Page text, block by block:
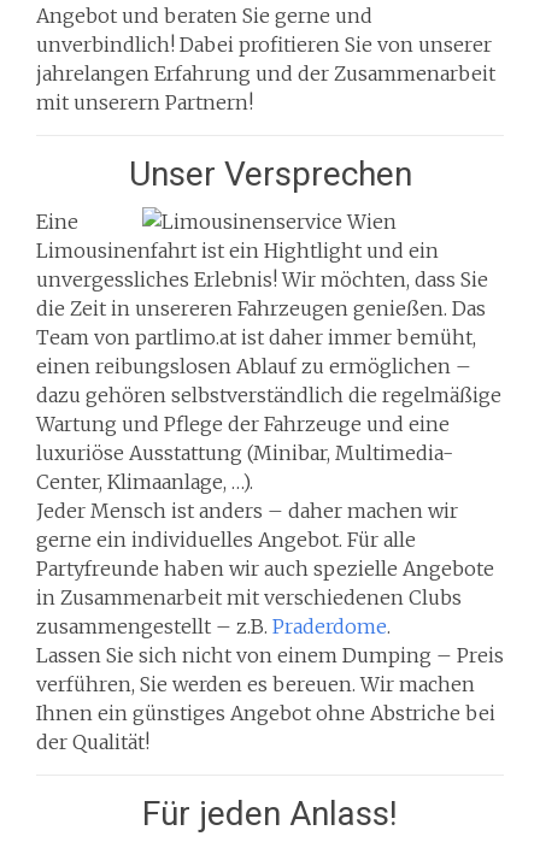
Angebot und beraten Sie gerne und
unverbindlich! Dabei profitieren Sie von unserer
jahrelangen Erfahrung und der Zusammenarbeit
mit unserern Partnern!
Unser Versprechen
Eine
Limousinenfahrt ist ein Hightlight und ein
unvergessliches Erlebnis! Wir möchten, dass Sie
die Zeit in unsereren Fahrzeugen genießen. Das
Team von partlimo.at ist daher immer bemüht,
einen reibungslosen Ablauf zu ermöglichen –
dazu gehören selbstverständlich die regelmäßige
Wartung und Pflege der Fahrzeuge und eine
luxuriöse Ausstattung (Minibar, Multimedia-
Center, Klimaanlage, …).
Jeder Mensch ist anders – daher machen wir
gerne ein individuelles Angebot. Für alle
Partyfreunde haben wir auch spezielle Angebote
in Zusammenarbeit mit verschiedenen Clubs
zusammengestellt – z.B. Praderdome.
Lassen Sie sich nicht von einem Dumping – Preis
verführen, Sie werden es bereuen. Wir machen
Ihnen ein günstiges Angebot ohne Abstriche bei
der Qualität!
Für jeden Anlass!